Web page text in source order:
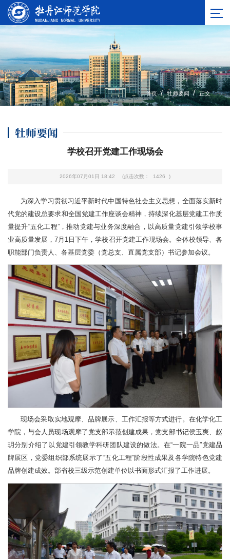
首页 / 牡师要闻 / 正文
牡师要闻
学校召开党建工作现场会
2026年07月01日 18:42 (点击次数： 1426 )
为深入学习贯彻习近平新时代中国特色社会主义思想，全面落实新时
代党的建设总要求和全国党建工作座谈会精神，持续深化基层党建工作质
量提升“五化工程”，推动党建与业务深度融合，以高质量党建引领学校事
业高质量发展，7月1日下午，学校召开党建工作现场会。全体校领导、各
职能部门负责人、各基层党委（党总支、直属党支部）书记参加会议。
现场会采取实地观摩、品牌展示、工作汇报等方式进行。在化学化工
学院，与会人员现场观摩了党支部示范创建成果，党支部书记侯玉爽、赵
玥分别介绍了以党建引领教学科研团队建设的做法。在“一院一品”党建品
牌展区，党委组织部系统展示了“五化工程”阶段性成果及各学院特色党建
品牌创建成效。部省校三级示范创建单位以书面形式汇报了工作进展。